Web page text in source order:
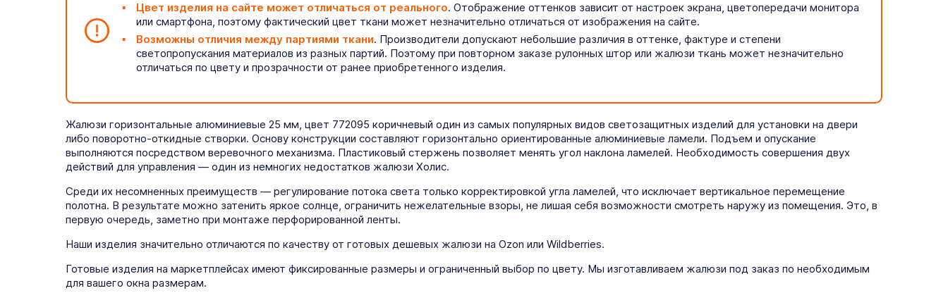
Цвет изделия на сайте может отличаться от реального. Отображение оттенков зависит от настроек экрана, цветопередачи монитора
или смартфона, поэтому фактический цвет ткани может незначительно отличаться от изображения на сайте.
Возможны отличия между партиями ткани. Производители допускают небольшие различия в оттенке, фактуре и степени
светопропускания материалов из разных партий. Поэтому при повторном заказе рулонных штор или жалюзи ткань может незначительно
отличаться по цвету и прозрачности от ранее приобретенного изделия.
Жалюзи горизонтальные алюминиевые 25 мм, цвет 772095 коричневый один из самых популярных видов светозащитных изделий для установки на двери
либо поворотно-откидные створки. Основу конструкции составляют горизонтально ориентированные алюминиевые ламели. Подъем и опускание
выполняются посредством веревочного механизма. Пластиковый стержень позволяет менять угол наклона ламелей. Необходимость совершения двух
действий для управления — один из немногих недостатков жалюзи Холис.
Среди их несомненных преимуществ — регулирование потока света только корректировкой угла ламелей, что исключает вертикальное перемещение
полотна. В результате можно затенить яркое солнце, ограничить нежелательные взоры, не лишая себя возможности смотреть наружу из помещения. Это, в
первую очередь, заметно при монтаже перфорированной ленты.
Наши изделия значительно отличаются по качеству от готовых дешевых жалюзи на Ozon или Wildberries.
Готовые изделия на маркетплейсах имеют фиксированные размеры и ограниченный выбор по цвету. Мы изготавливаем жалюзи под заказ по необходимым
для вашего окна размерам.